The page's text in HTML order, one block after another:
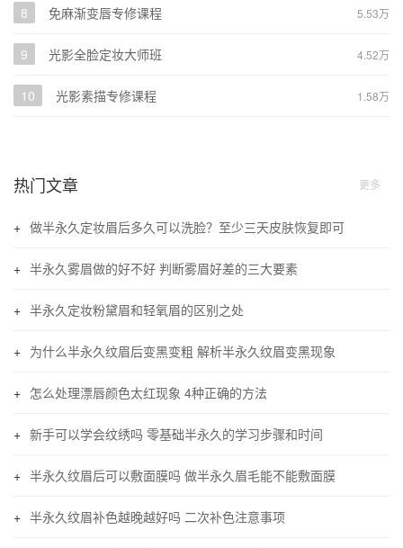
5.53万
8 免麻渐变唇专修课程
4.52万
9 光影全脸定妆大师班
1.58万
10 光影素描专修课程
更多
热门文章
做半永久定妆眉后多久可以洗脸？至少三天皮肤恢复即可
半永久雾眉做的好不好 判断雾眉好差的三大要素
半永久定妆粉黛眉和轻氧眉的区别之处
为什么半永久纹眉后变黑变粗 解析半永久纹眉变黑现象
怎么处理漂唇颜色太红现象 4种正确的方法
新手可以学会纹绣吗 零基础半永久的学习步骤和时间
半永久纹眉后可以敷面膜吗 做半永久眉毛能不能敷面膜
半永久纹眉补色越晚越好吗 二次补色注意事项